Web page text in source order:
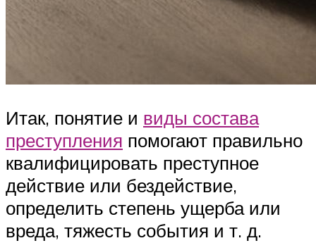
Итак, понятие и виды состава
преступления помогают правильно
квалифицировать преступное
действие или бездействие,
определить степень ущерба или
вреда, тяжесть события и т. д.